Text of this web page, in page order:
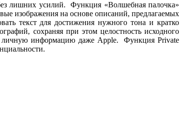
лишних усилий. Функция «Волшебная палочка»
изображения на основе описаний, предлагаемых
текст для достижения нужного тона и кратко
сохраняя при этом целостность исходного
личную информацию даже Apple. Функция Private